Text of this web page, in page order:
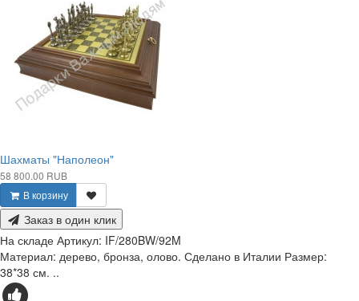
Шахматы "Наполеон"
58 800.00 RUB
В корзину
Заказ в один клик
На складе Артикул: IF/280BW/92M
Материал: дерево, бронза, олово. Сделано в Италии Размер:
38*38 см. ..